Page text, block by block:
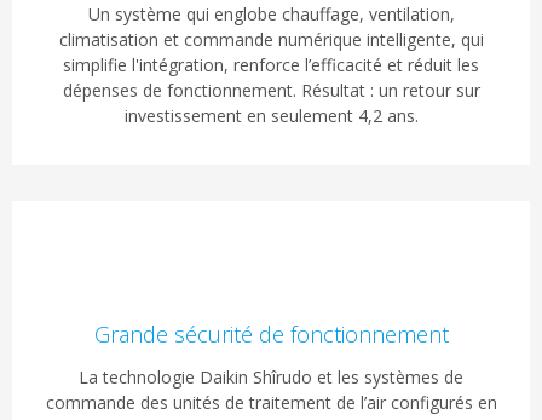
Un système qui englobe chauffage, ventilation,
climatisation et commande numérique intelligente, qui
simplifie l'intégration, renforce l’efficacité et réduit les
dépenses de fonctionnement. Résultat : un retour sur
investissement en seulement 4,2 ans.
Grande sécurité de fonctionnement
La technologie Daikin Shîrudo et les systèmes de
commande des unités de traitement de l’air configurés en